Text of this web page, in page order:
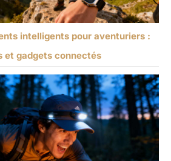
intelligents pour aventuriers :
et gadgets connectés